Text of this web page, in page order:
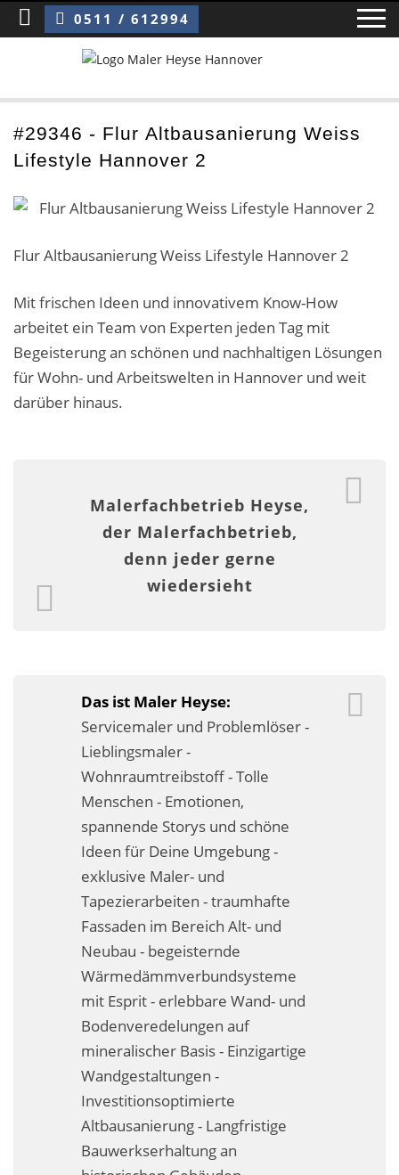
Sie sind hier:Flur Altbausanierung Weiss Lifestyle Hannover 2
0511 / 612994
Home
Blog
Über uns ›
Über uns
Referenzen und Kundenbewertungen
Storytelling
Malerarbeiten in der Region
Leistungen ›
Altbausanierung
Der gesunde Raum
Echtmetalloptik
Fassadensanierung
Fugenlos
Kalkkind-Fachbetrieb – Sumpfkalk-Oberflächen
Malerarbeiten
Rostoptik
Tapezierarbeiten
Wandbegrünungen
Wärmedämmung / WDVS
Service ›
#29346 - Flur Altbausanierung Weiss
Lifestyle Hannover 2
Flur Altbausanierung Weiss Lifestyle Hannover 2
Mit frischen Ideen und innovativem Know-How
arbeitet ein Team von Experten jeden Tag mit
Begeisterung an schönen und nachhaltigen Lösungen
für Wohn- und Arbeitswelten in Hannover und weit
darüber hinaus.
Malerfachbetrieb Heyse,
der Malerfachbetrieb,
denn jeder gerne
wiedersieht
Das ist Maler Heyse:
Servicemaler und Problemlöser -
Lieblingsmaler -
Wohnraumtreibstoff - Tolle
Menschen - Emotionen,
spannende Storys und schöne
Ideen für Deine Umgebung -
exklusive Maler- und
Tapezierarbeiten - traumhafte
Fassaden im Bereich Alt- und
Neubau - begeisternde
Wärmedämmverbundsysteme
mit Esprit - erlebbare Wand- und
Bodenveredelungen auf
mineralischer Basis - Einzigartige
Wandgestaltungen -
Investitionsoptimierte
Altbausanierung - Langfristige
Bauwerkserhaltung an